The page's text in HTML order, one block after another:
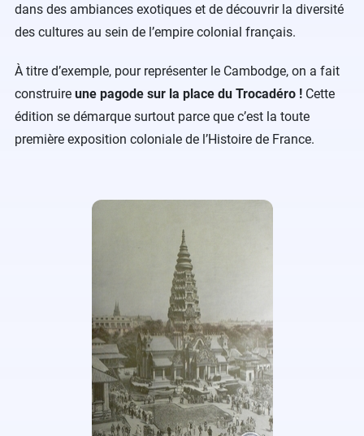
dans des ambiances exotiques et de découvrir la diversité
des cultures au sein de l’empire colonial français.
À titre d’exemple, pour représenter le Cambodge, on a fait
construire une pagode sur la place du Trocadéro ! Cette
édition se démarque surtout parce que c’est la toute
première exposition coloniale de l’Histoire de France.